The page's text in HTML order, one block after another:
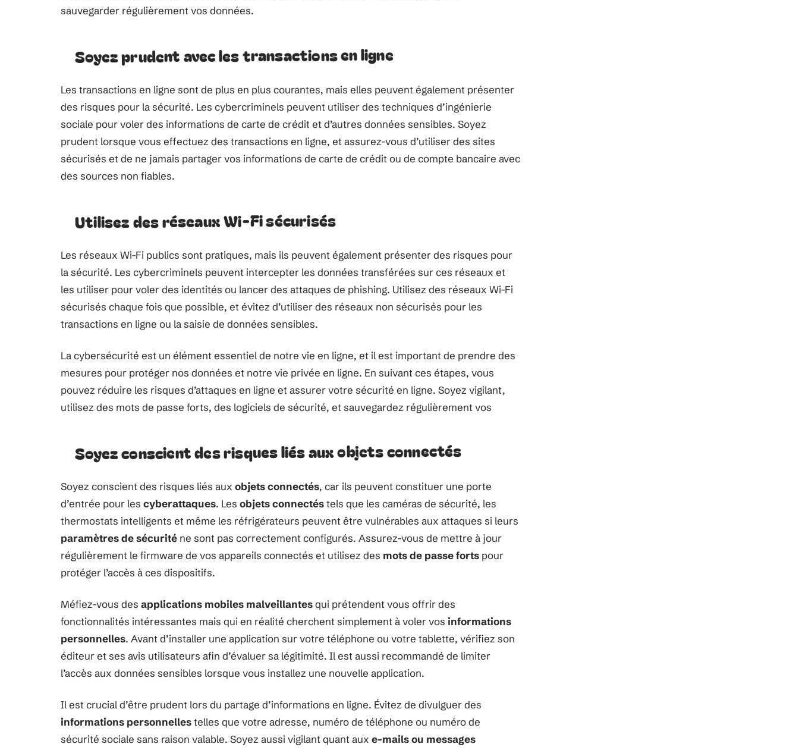
sauvegarder régulièrement vos données.
Soyez prudent avec les transactions en ligne
Les transactions en ligne sont de plus en plus courantes, mais elles peuvent également présenter
des risques pour la sécurité. Les cybercriminels peuvent utiliser des techniques d’ingénierie
sociale pour voler des informations de carte de crédit et d’autres données sensibles. Soyez
prudent lorsque vous effectuez des transactions en ligne, et assurez-vous d’utiliser des sites
sécurisés et de ne jamais partager vos informations de carte de crédit ou de compte bancaire avec
des sources non fiables.
Utilisez des réseaux Wi-Fi sécurisés
Les réseaux Wi-Fi publics sont pratiques, mais ils peuvent également présenter des risques pour
la sécurité. Les cybercriminels peuvent intercepter les données transférées sur ces réseaux et
les utiliser pour voler des identités ou lancer des attaques de phishing. Utilisez des réseaux Wi-Fi
sécurisés chaque fois que possible, et évitez d’utiliser des réseaux non sécurisés pour les
transactions en ligne ou la saisie de données sensibles.
La cybersécurité est un élément essentiel de notre vie en ligne, et il est important de prendre des
mesures pour protéger nos données et notre vie privée en ligne. En suivant ces étapes, vous
pouvez réduire les risques d’attaques en ligne et assurer votre sécurité en ligne. Soyez vigilant,
utilisez des mots de passe forts, des logiciels de sécurité, et sauvegardez régulièrement vos
Soyez conscient des risques liés aux objets connectés
Soyez conscient des risques liés aux objets connectés, car ils peuvent constituer une porte
d’entrée pour les cyberattaques. Les objets connectéstels que les caméras de sécurité, les
thermostats intelligents et même les réfrigérateurs peuvent être vulnérables aux attaques si leurs
paramètres de sécurité ne sont pas correctement configurés. Assurez-vous de mettre à jour
régulièrement le firmware de vos appareils connectés et utilisez des mots de passe forts pour
protéger l’accès à ces dispositifs.
Méfiez-vous des applications mobiles malveillantesqui prétendent vous offrir des
fonctionnalités intéressantes mais qui en réalité cherchent simplement à voler vos informations
personnelles. Avant d’installer une application sur votre téléphone ou votre tablette, vérifiez son
éditeur et ses avis utilisateurs afin d’évaluer sa légitimité. Il est aussi recommandé de limiter
l’accès aux données sensibles lorsque vous installez une nouvelle application.
Il est crucial d’être prudent lors du partage d’informations en ligne. Évitez de divulguer des
informations personnellestelles que votre adresse, numéro de téléphone ou numéro de
sécurité sociale sans raison valable. Soyez aussi vigilant quant aux e-mails ou messages